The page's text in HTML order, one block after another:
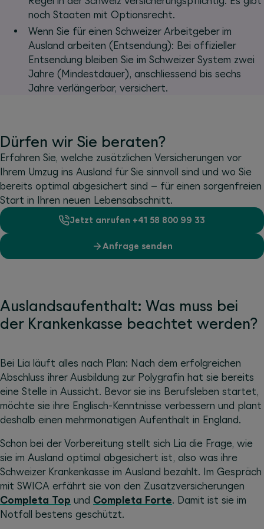
noch Staaten mit Optionsrecht.
Wenn Sie für einen Schweizer Arbeitgeber im
Ausland arbeiten (Entsendung): Bei offizieller
Entsendung bleiben Sie im Schweizer System zwei
Jahre (Mindestdauer), anschliessend bis sechs
Jahre verlängerbar, versichert.
Dürfen wir Sie beraten?
Erfahren Sie, welche zusätzlichen Versicherungen vor
Ihrem Umzug ins Ausland für Sie sinnvoll sind und wo Sie
bereits optimal abgesichert sind – für einen sorgenfreien
Start in Ihren neuen Lebensabschnitt.
Jetzt anrufen +41 58 800 99 33
Anfrage senden
Auslandsaufenthalt: Was muss bei
der Krankenkasse beachtet werden?
Bei Lia läuft alles nach Plan: Nach dem erfolgreichen
Abschluss ihrer Ausbildung zur Polygrafin hat sie bereits
eine Stelle in Aussicht. Bevor sie ins Berufsleben startet,
möchte sie ihre Englisch-Kenntnisse verbessern und plant
deshalb einen mehrmonatigen Aufenthalt in England.
Schon bei der Vorbereitung stellt sich Lia die Frage, wie
sie im Ausland optimal abgesichert ist, also was ihre
Schweizer Krankenkasse im Ausland bezahlt. Im Gespräch
mit SWICA erfährt sie von den Zusatzversicherungen
Completa Top und Completa Forte. Damit ist sie im
Notfall bestens geschützt.